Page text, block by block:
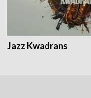
Jazz Kwadrans